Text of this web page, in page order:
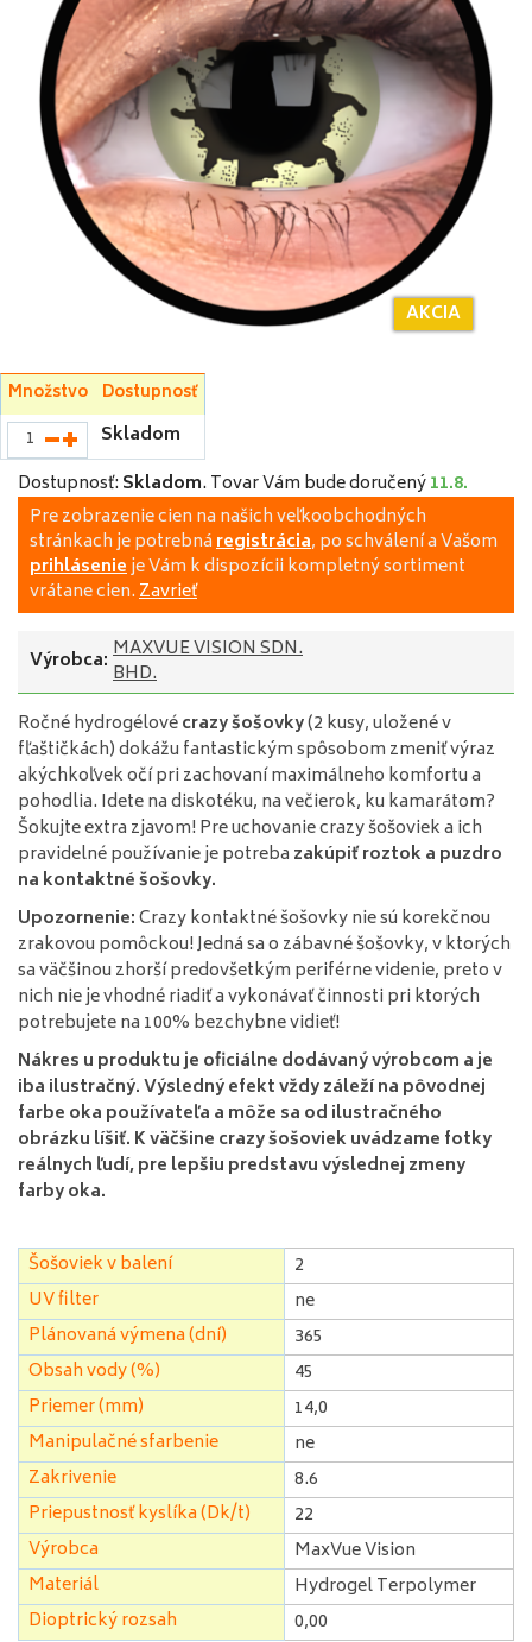
AKCIA
Množstvo Dostupnosť
Skladom
Dostupnosť: Skladom. Tovar Vám bude doručený11.8.
Pre zobrazenie cien na našich veľkoobchodných
stránkach je potrebnáregistrácia, po schválení a Vašom
prihlásenieje Vám k dispozícii kompletný sortiment
vrátane cien.Zavrieť
Výrobca: MAXVUE VISION SDN.
BHD.
Ročné hydrogélovécrazy šošovky(2 kusy, uložené v
fľaštičkách) dokážu fantastickým spôsobom zmeniť výraz
akýchkoľvek očí pri zachovaní maximálneho komfortu a
pohodlia. Idete na diskotéku, na večierok, ku kamarátom?
Šokujte extra zjavom! Pre uchovanie crazy šošoviek a ich
pravidelné používanie je potreba zakúpiť roztok a puzdro
na kontaktné šošovky.
Upozornenie:Crazy kontaktné šošovky nie sú korekčnou
zrakovou pomôckou! Jedná sa o zábavné šošovky, v ktorých
sa väčšinou zhorší predovšetkým periférne videnie, preto v
nich nie je vhodné riadiť a vykonávať činnosti pri ktorých
potrebujete na 100% bezchybne vidieť!
Nákres u produktu je oficiálne dodávaný výrobcom a je
iba ilustračný. Výsledný efekt vždy záleží na pôvodnej
farbe oka používateľa a môže sa od ilustračného
obrázku líšiť. K väčšine crazy šošoviek uvádzame fotky
reálnych ľudí, pre lepšiu predstavu výslednej zmeny
farby oka.
Šošoviek v balení
2
UV filter
ne
Plánovaná výmena (dní)
365
Obsah vody (%)
45
Priemer (mm)
14,0
Manipulačné sfarbenie
ne
Zakrivenie
8.6
Priepustnosť kyslíka (Dk/t)
22
Výrobca
MaxVue Vision
Materiál
Hydrogel Terpolymer
Dioptrický rozsah
0,00